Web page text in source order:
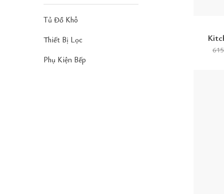
Tủ Đồ Khô
Thiết Bị Lọc
Phụ Kiện Bếp